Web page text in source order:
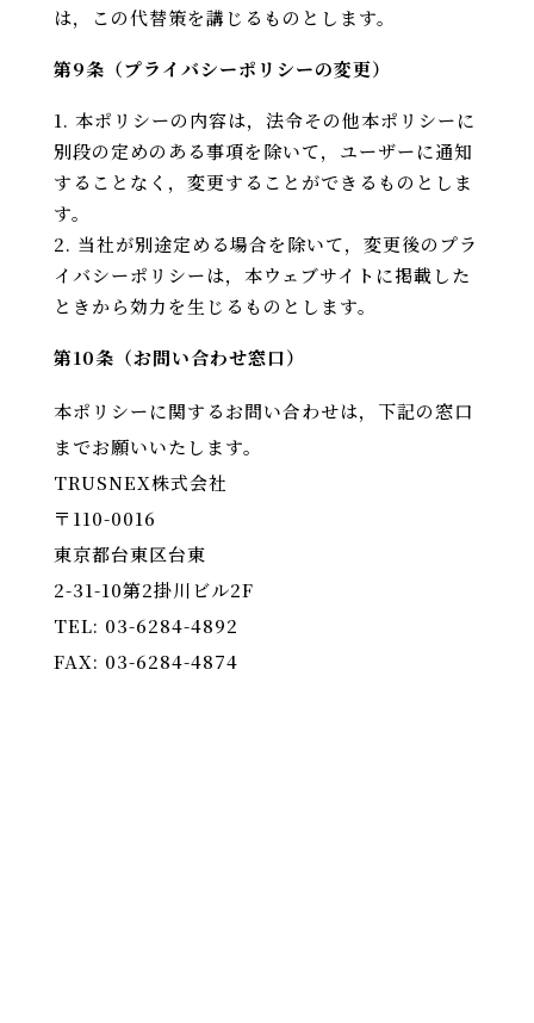
は，この代替策を講じるものとします。
第9条（プライバシーポリシーの変更）
本ポリシーの内容は，法令その他本ポリシーに
別段の定めのある事項を除いて，ユーザーに通知
することなく，変更することができるものとしま
す。
当社が別途定める場合を除いて，変更後のプラ
イバシーポリシーは，本ウェブサイトに掲載した
ときから効力を生じるものとします。
第10条（お問い合わせ窓口）
本ポリシーに関するお問い合わせは，下記の窓口
までお願いいたします。
TRUSNEX株式会社
〒 110-0016
東京都台東区台東
2-31-10第2掛川ビル2F
TEL: 03-6284-4892
FAX: 03-6284-4874